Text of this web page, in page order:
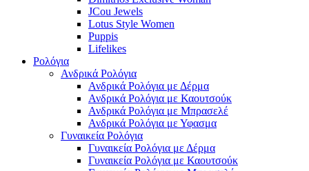
JCou Jewels
Lotus Style Women
Puppis
Lifelikes
Ρολόγια
Ανδρικά Ρολόγια
Ανδρικά Ρολόγια με Δέρμα
Ανδρικά Ρολόγια με Καουτσούκ
Ανδρικά Ρολόγια με Μπρασελέ
Ανδρικά Ρολόγια με Υφασμα
Γυναικεία Ρολόγια
Γυναικεία Ρολόγια με Δέρμα
Γυναικεία Ρολόγια με Καουτσούκ